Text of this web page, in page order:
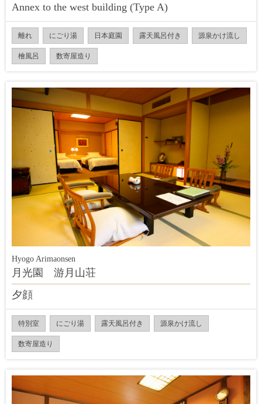
Annex to the west building (Type A)
離れ にごり湯 日本庭園 露天風呂付き 源泉かけ流し
檜風呂 数寄屋造り
Hyogo Arimaonsen
月光園 游月山荘
夕顔
特別室 にごり湯 露天風呂付き 源泉かけ流し
数寄屋造り